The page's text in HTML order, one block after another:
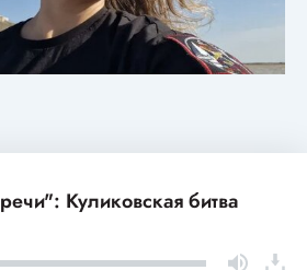
Куликовская битва